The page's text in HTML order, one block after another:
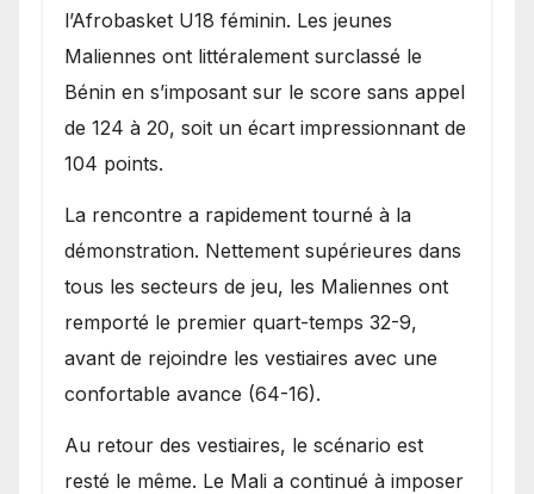
l’Afrobasket U18 féminin. Les jeunes
Maliennes ont littéralement surclassé le
Bénin en s’imposant sur le score sans appel
de 124 à 20, soit un écart impressionnant de
104 points.
La rencontre a rapidement tourné à la
démonstration. Nettement supérieures dans
tous les secteurs de jeu, les Maliennes ont
remporté le premier quart-temps 32-9,
avant de rejoindre les vestiaires avec une
confortable avance (64-16).
Au retour des vestiaires, le scénario est
resté le même. Le Mali a continué à imposer